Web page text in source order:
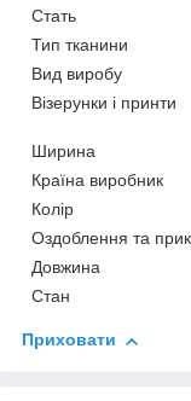
Стать
Тип тканини
Вид виробу
Візерунки і принти
Ширина
Країна виробник
Колір
Оздоблення та
Довжина
Стан
Приховати